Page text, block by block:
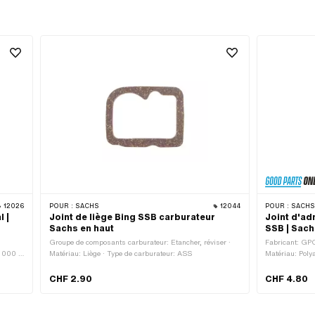
12026
·
POUR : SACHS 12044
Joint de liège Bing SSB carburateur
Sachs en haut
Groupe de composants carburateur: Etancher, réviser ·
Matériau: Liège · Type de carburateur: ASS
CHF 2.90
POUR : SACHS
Joint
SSB |
Fabricant:
Matériau:
entre les trous
CHF 4.80